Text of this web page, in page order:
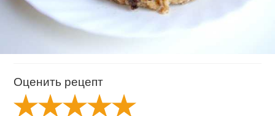
Оценить рецепт